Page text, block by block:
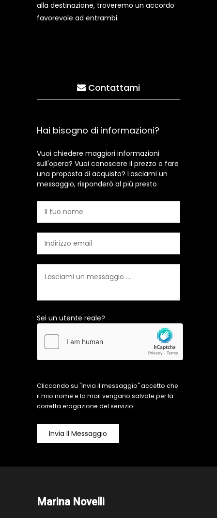
alla destinazione, troveremo un accordo
favorevole ad entrambi.
Contattami
Hai bisogno di informazioni?
Vuoi chiedere maggiori informazioni
sull'opera? Vuoi conoscere il prezzo o fare
una proposta di acquisto? Lasciami un
messaggio, risponderò al più presto
Sei un utente reale?
Cliccando su "Invia il messaggio" accetto che
il mio nome e la mail vengano salvate per la
corretta erogazione del servizio
Invia Il Messaggio
Marina Novelli